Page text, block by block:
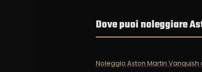
Dove puoi noleggiare
Noleggio Aston Martin Vanquish